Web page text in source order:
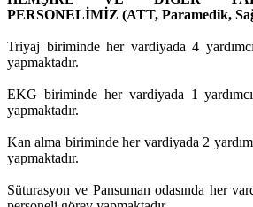
PERSONELİMİZ (ATT, Paramedik,
Triyaj biriminde her vardiyada 4
yapmaktadır.
EKG biriminde her vardiyada 1
yapmaktadır.
Kan alma biriminde her vardiyada 2
yapmaktadır.
Süturasyon ve Pansuman odasında her